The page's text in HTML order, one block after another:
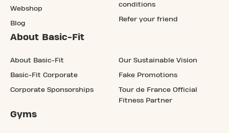
Webshop
Blog
conditions
Refer your friend
About Basic-Fit
About Basic-Fit
Basic-Fit Corporate
Corporate Sponsorships
Our Sustainable Vision
Fake Promotions
Tour de France Official
Fitness Partner
Gyms